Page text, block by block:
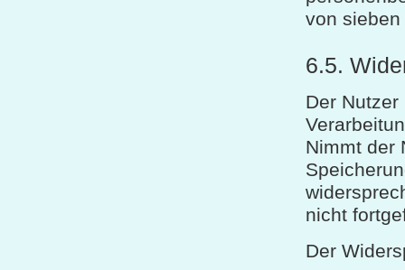
von
6.5.
Der
Nimmt der
nicht
Der